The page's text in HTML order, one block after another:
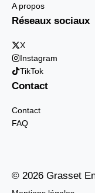
A propos
Réseaux sociaux
X
Instagram
TikTok
Contact
Contact
FAQ
© 2026 Grasset